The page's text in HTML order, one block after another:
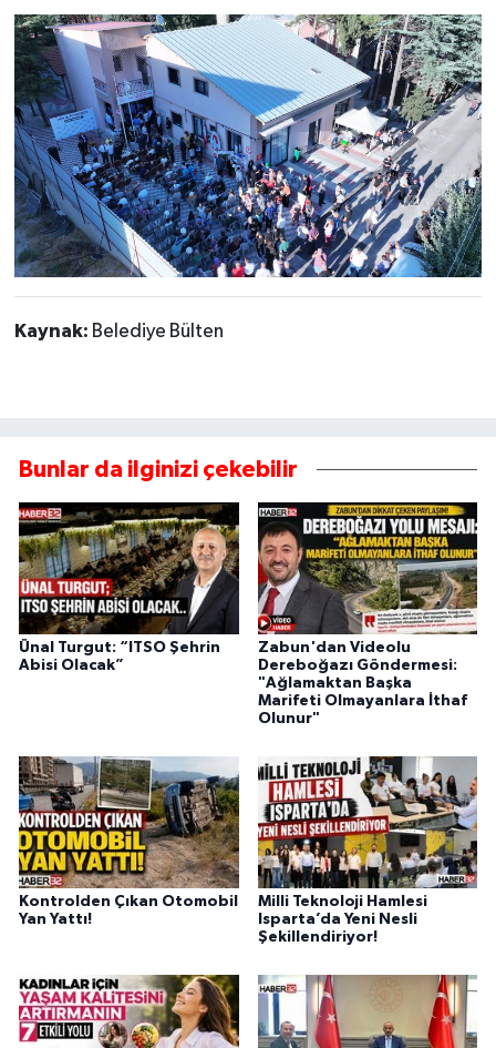
Kaynak: Belediye Bülten
Bunlar da ilginizi çekebilir
Ünal Turgut: “ITSO Şehrin
Abisi Olacak”
Zabun'dan Videolu
Dereboğazı Göndermesi:
"Ağlamaktan Başka
Marifeti Olmayanlara İthaf
Olunur"
Kontrolden Çıkan Otomobil
Yan Yattı!
Milli Teknoloji Hamlesi
Isparta’da Yeni Nesli
Şekillendiriyor!